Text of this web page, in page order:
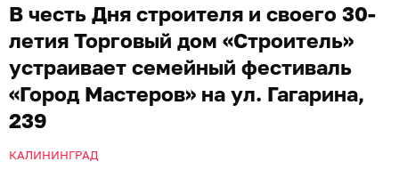
В честь Дня строителя и своего 30-
летия Торговый дом «Строитель»
устраивает семейный фестиваль
«Город Мастеров» на ул. Гагарина,
239
КАЛИНИНГРАД